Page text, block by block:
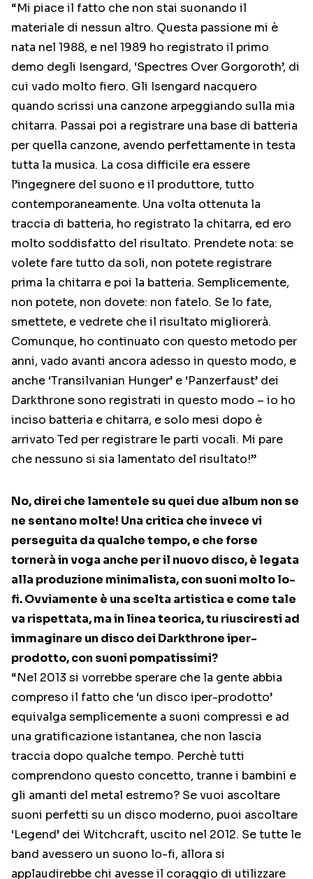
“Mi piace il fatto che non stai suonando il
materiale di nessun altro. Questa passione mi è
nata nel 1988, e nel 1989 ho registrato il primo
demo degli Isengard, ‘Spectres Over Gorgoroth’, di
cui vado molto fiero. Gli Isengard nacquero
quando scrissi una canzone arpeggiando sulla mia
chitarra. Passai poi a registrare una base di batteria
per quella canzone, avendo perfettamente in testa
tutta la musica. La cosa difficile era essere
l’ingegnere del suono e il produttore, tutto
contemporaneamente. Una volta ottenuta la
traccia di batteria, ho registrato la chitarra, ed ero
molto soddisfatto del risultato. Prendete nota: se
volete fare tutto da soli, non potete registrare
prima la chitarra e poi la batteria. Semplicemente,
non potete, non dovete: non fatelo. Se lo fate,
smettete, e vedrete che il risultato migliorerà.
Comunque, ho continuato con questo metodo per
anni, vado avanti ancora adesso in questo modo, e
anche ‘Transilvanian Hunger’ e ‘Panzerfaust’ dei
Darkthrone sono registrati in questo modo – io ho
inciso batteria e chitarra, e solo mesi dopo è
arrivato Ted per registrare le parti vocali. Mi pare
che nessuno si sia lamentato del risultato!”
No, direi che lamentele su quei due album non se
ne sentano molte! Una critica che invece vi
perseguita da qualche tempo, e che forse
tornerà in voga anche per il nuovo disco, è legata
alla produzione minimalista, con suoni molto lo-
fi. Ovviamente è una scelta artistica e come tale
va rispettata, ma in linea teorica, tu riusciresti ad
immaginare un disco dei Darkthrone iper-
prodotto, con suoni pompatissimi?
“Nel 2013 si vorrebbe sperare che la gente abbia
compreso il fatto che ‘un disco iper-prodotto’
equivalga semplicemente a suoni compressi e ad
una gratificazione istantanea, che non lascia
traccia dopo qualche tempo. Perchè tutti
comprendono questo concetto, tranne i bambini e
gli amanti del metal estremo? Se vuoi ascoltare
suoni perfetti su un disco moderno, puoi ascoltare
‘Legend’ dei Witchcraft, uscito nel 2012. Se tutte le
band avessero un suono lo-fi, allora si
applaudirebbe chi avesse il coraggio di utilizzare